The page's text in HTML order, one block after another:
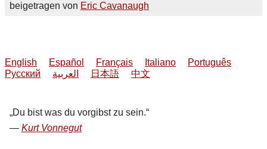
beigetragen von Eric Cavanaugh
English Español Français Italiano
Português
Русский
العربية 日本語 中文
Du bist was du vorgibst zu sein.
Kurt Vonnegut